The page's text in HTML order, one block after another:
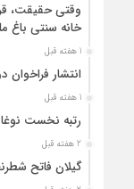
وقتی حقیقت،
خانه سنتی باغ
1 هفته قبل
انتشار
1 هفته قبل
رتبه نخست
2 هفته قبل
گیلان فاتح